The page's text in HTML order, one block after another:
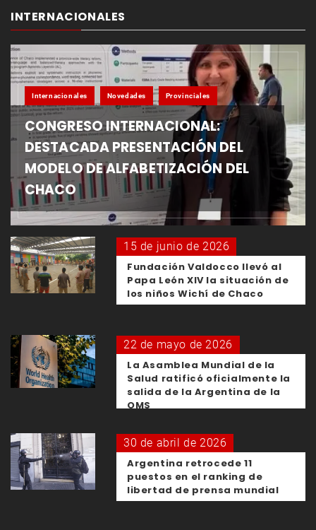
INTERNACIONALES
Internacionales Novedades Provinciales
CONGRESO INTERNACIONAL:
DESTACADA PRESENTACIÓN DEL
MODELO DE ALFABETIZACIÓN DEL
CHACO
15 de junio de 2026
Fundación Valdocco llevó al
Papa León XIV la situación de
los niños Wichí de Chaco
22 de mayo de 2026
La Asamblea Mundial de la
Salud ratificó oficialmente la
salida de la Argentina de la
OMS
30 de abril de 2026
Argentina retrocede 11
puestos en el ranking de
libertad de prensa mundial